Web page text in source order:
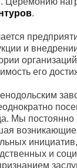
.
и
его
Мы
и